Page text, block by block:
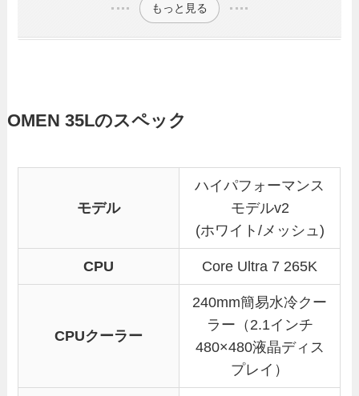
もっと見る
OMEN 35Lのスペック
モデル
ハイパフォーマンス
モデルv2
(ホワイト/メッシュ)
CPU Core Ultra 7 265K
CPUクーラー
240mm簡易水冷クー
ラー（2.1インチ
480×480液晶ディス
プレイ）